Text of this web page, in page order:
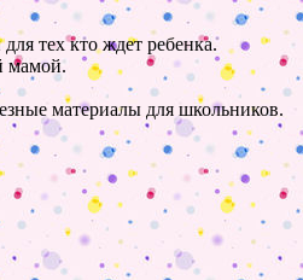
тех кто ждет ребенка.
мамой.
материалы для школьников.